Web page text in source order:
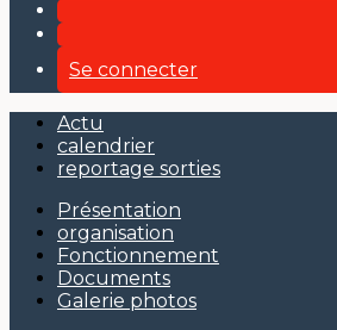
Se connecter
Actu
calendrier
reportage sorties
Présentation
organisation
Fonctionnement
Documents
Galerie photos